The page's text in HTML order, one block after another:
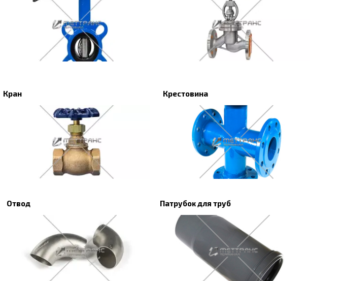
Кран Крестовина
Отвод Патрубок для труб